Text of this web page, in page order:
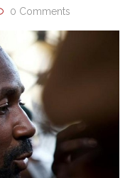
0 Comments